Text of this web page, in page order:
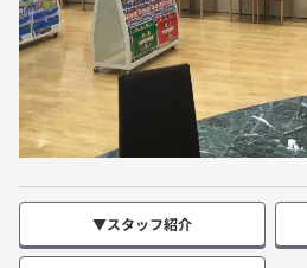
▼スタッフ紹介